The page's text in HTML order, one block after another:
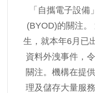
「自攜電子設
(BYOD)的關注
生，就本年6月已
資料外洩事件，
關注。機構在提
理及儲存大量服